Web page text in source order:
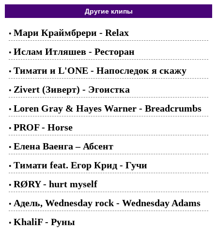
Другие клипы
• Мари Краймбрери - Relax
• Ислам Итляшев - Ресторан
• Тимати и L'ONE - Напоследок я скажу
• Zivert (Зиверт) - Эгоистка
• Loren Gray & Hayes Warner - Breadcrumbs
• PROF - Horse
• Елена Ваенга – Абсент
• Тимати feat. Егор Крид - Гучи
• RØRY - hurt myself
• Адель, Wednesday rock - Wednesday Adams
• KhaliF - Руны